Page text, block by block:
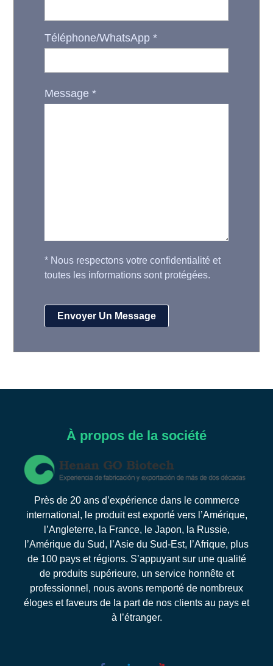
Téléphone/WhatsApp*
Message*
* Nous respectons votre confidentialité et
toutes les informations sont protégées.
À propos de la société
Près de 20 ans d’expérience dans le commerce
international, le produit est exporté vers l’Amérique,
l’Angleterre, la France, le Japon, la Russie,
l’Amérique du Sud, l’Asie du Sud-Est, l’Afrique, plus
de 100 pays et régions. S’appuyant sur une qualité
de produits supérieure, un service honnête et
professionnel, nous avons remporté de nombreux
éloges et faveurs de la part de nos clients au pays et
à l’étranger.